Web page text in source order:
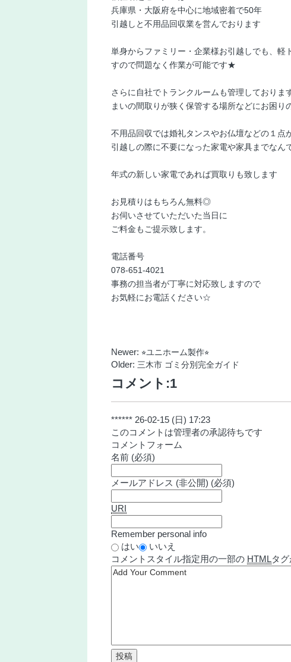
兵庫県・大阪府を中心に地域密着で50年
引越しと不用品回収業を営んでおります
単身からファミリー・企業様お引越しでも、軽
すので問題なく作業が可能です★
さらに自社でトランクルームも管理しており
まいの間取りが狭く保管する場所などにお困り
不用品回収では婚礼タンスやお仏壇などの１
引越しの際に不要になった家電や家具までなん
年式の新しい家電であれば買取りも致します
お見積りはもちろん無料◎
お伺いさせていただいた当日に
ご料金もご提示致します。
電話番号
078-651-4021
事務の担当者が丁寧に対応致しますので
お気軽にお電話ください☆
Newer: ⭐︎ユニホーム製作⭐︎
Older: 三木市 ゴミ分別完全ガイド
コメント:1
****** 26-02-15 (日) 17:23
このコメントは管理者の承認待ちです
コメントフォーム
名前 (必須)
メールアドレス (非公開) (必須)
URI
Remember personal info
はい
いいえ
コメント スタイル指定用の一部の HTMLタグ